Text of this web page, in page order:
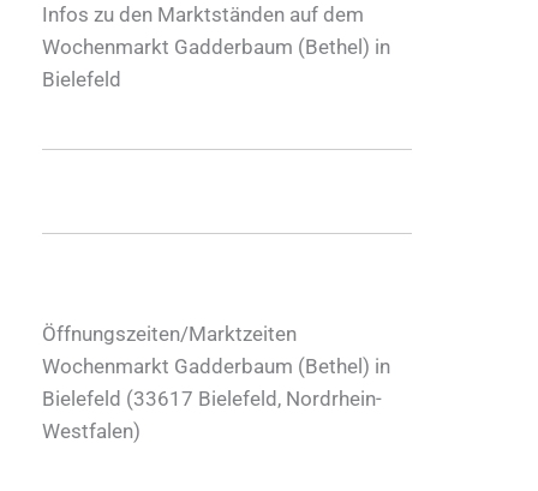
Infos zu den Marktständen auf dem
Wochenmarkt Gadderbaum (Bethel) in
Bielefeld
Öffnungszeiten/Marktzeiten
Wochenmarkt Gadderbaum (Bethel) in
Bielefeld (33617 Bielefeld, Nordrhein-
Westfalen)